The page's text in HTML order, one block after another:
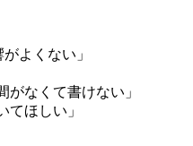
よくない」
がなくて書けない」
てほしい」